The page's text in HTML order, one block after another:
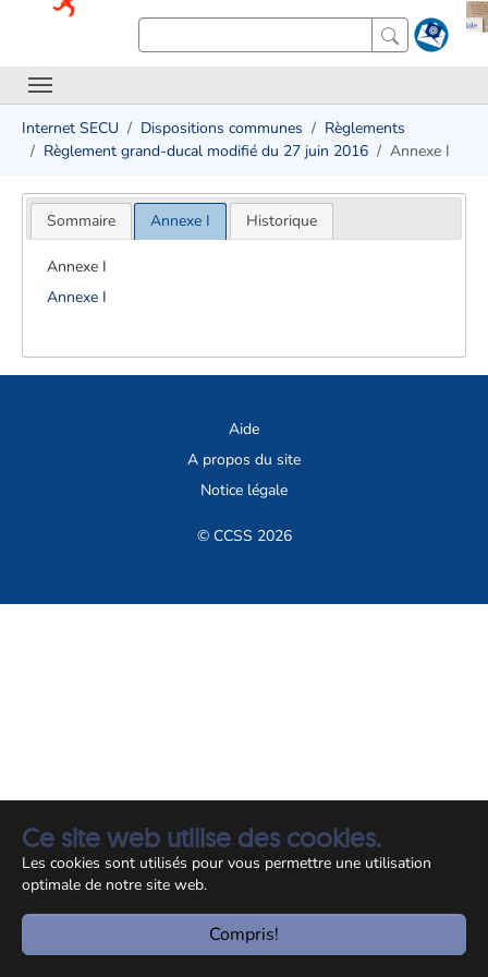
Ce site web utilise des cookies.
Les cookies sont utilisés pour vous permettre une utilisation
optimale de notre site web.
Compris!
Internet SECU Dispositions communes
Règlements
Règlement grand-ducal modifié du 27 juin 2016
Annexe I
Sommaire Annexe I Historique
Annexe I
Annexe I
Aide
A propos du site
Notice légale
© CCSS 2026